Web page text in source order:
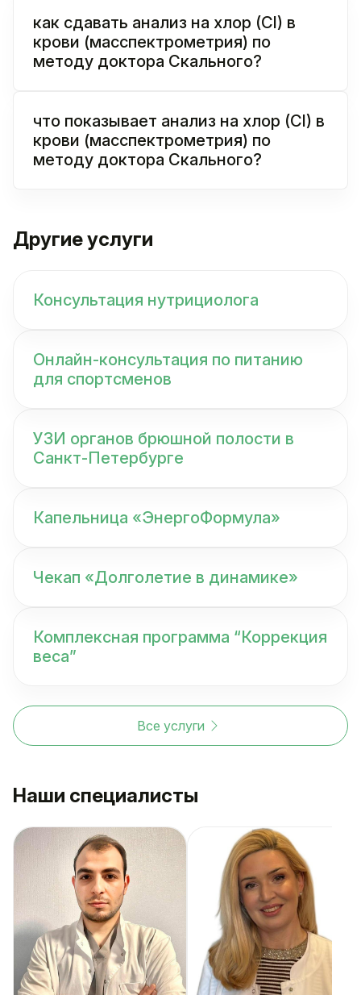
как сдавать анализ на хлор (Cl) в
крови (масспектрометрия) по
методу доктора Скального?
что показывает анализ на хлор (Cl) в
крови (масспектрометрия) по
методу доктора Скального?
Другие услуги
Консультация нутрициолога
Онлайн-консультация по питанию
для спортсменов
УЗИ органов брюшной полости в
Санкт-Петербурге
Капельница «ЭнергоФормула»
Чекап «Долголетие в динамике»
Комплексная программа “Коррекция
веса”
Все услуги
Наши специалисты